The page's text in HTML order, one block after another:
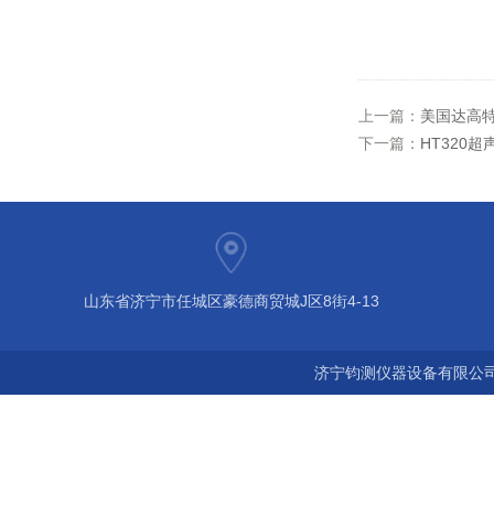
上一篇： 美国达高
下一篇： HT320超
山东省济宁市任城区豪德商贸城J区8街4-13
济宁钧测仪器设备有限